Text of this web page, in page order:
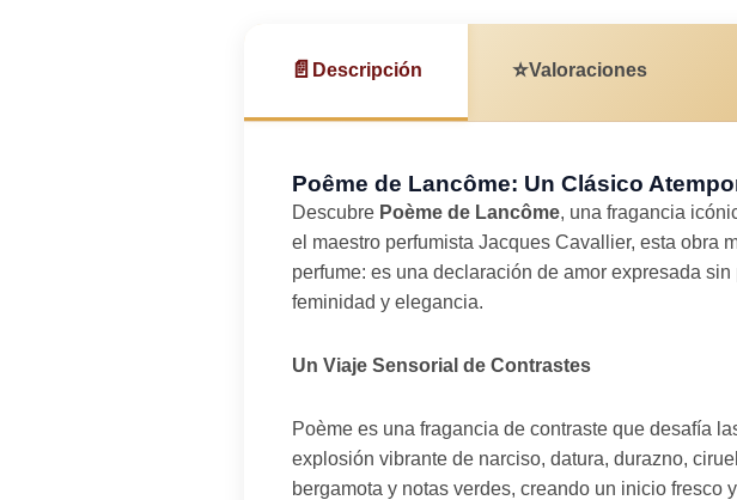
📄 Descripción ⭐Valoraciones
Poême de Lancôme: Un Clásico
Descubre Poème de Lancôme, una fragancia
el maestro perfumista Jacques Cavallier, esta obra
perfume: es una declaración de amor expresada
feminidad y elegancia.
Un Viaje Sensorial de Contrastes
Poème es una fragancia de contraste que desafía
explosión vibrante de narciso, datura, durazno,
bergamota y notas verdes, creando un inicio fresco